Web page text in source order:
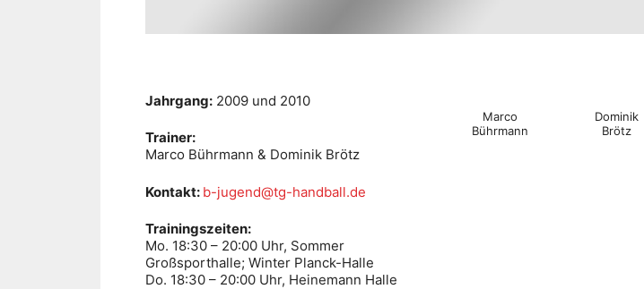
Jahrgang: 2009 und 2010
Trainer:
Marco Bührmann & Dominik Brötz
Kontakt: b-jugend@tg-handball.de
Trainingszeiten:
Mo. 18:30 – 20:00 Uhr, Sommer
Großsporthalle; Winter Planck-Halle
Do. 18:30 – 20:00 Uhr, Heinemann Halle
Marco
Bührmann
Dominik
Brötz